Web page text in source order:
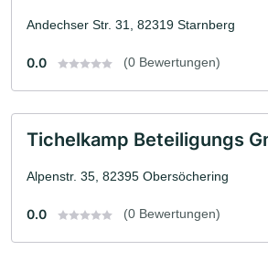
Andechser Str. 31, 82319 Starnberg
0.0 (0 Bewertungen)
Tichelkamp Beteiligungs
Alpenstr. 35, 82395 Obersöchering
0.0 (0 Bewertungen)